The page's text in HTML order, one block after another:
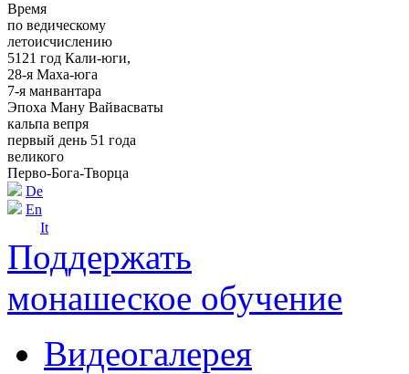
Время
по ведическому
летоисчислению
5121 год Кали-юги,
28-я Маха-юга
7-я манвантара
Эпоха Ману Вайвасваты
кальпа вепря
первый день 51 года
великого
Перво-Бога-Творца
De
En
It
Поддержать
монашеское обучение
Видеогалерея